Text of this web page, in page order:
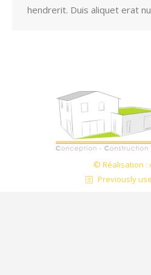
hendrerit. Duis aliquet erat
© Réalisation :
Previously